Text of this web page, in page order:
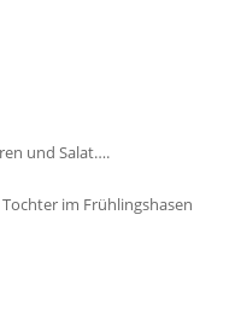
und Salat….
im Frühlingshasen